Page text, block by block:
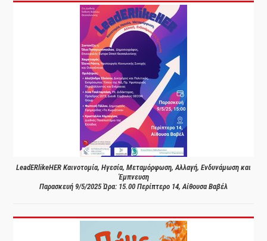
LeadERlikeHER Καινοτομία, Ηγεσία, Μεταμόρφωση, Αλλαγή, Ενδυνάμωση και
Έμπνευση
Παρασκευή 9/5/2025 Ώρα: 15.00 Περίπτερο 14, Αίθουσα Βαβέλ